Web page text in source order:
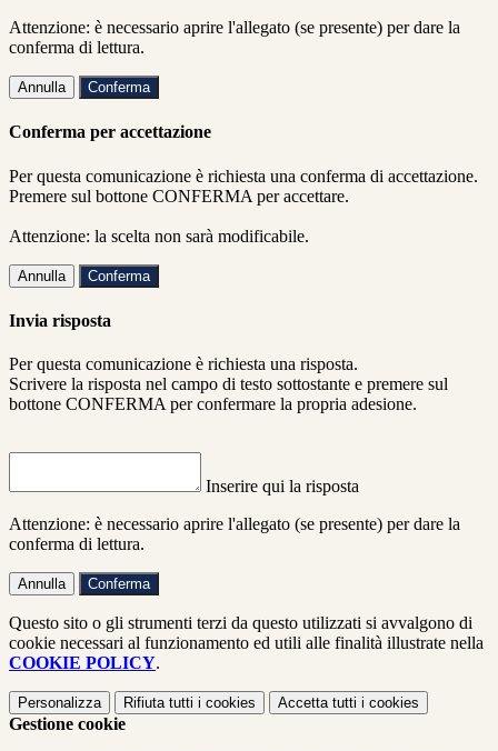
Attenzione: è necessario aprire l'allegato (se presente) per dare la
conferma di lettura.
Annulla Conferma
Conferma per accettazione
Per questa comunicazione è richiesta una conferma di accettazione.
Premere sul bottone CONFERMA per accettare.
Attenzione: la scelta non sarà modificabile.
Annulla Conferma
Invia risposta
Per questa comunicazione è richiesta una risposta.
Scrivere la risposta nel campo di testo sottostante e premere sul
bottone CONFERMA per confermare la propria adesione.
Inserire qui la risposta
Attenzione: è necessario aprire l'allegato (se presente) per dare la
conferma di lettura.
Annulla Conferma
Questo sito o gli strumenti terzi da questo utilizzati si avvalgono di
cookie necessari al funzionamento ed utili alle finalità illustrate nella
COOKIE POLICY.
Personalizza Rifiuta tutti i cookies Accetta tutti i cookies
Gestione cookie